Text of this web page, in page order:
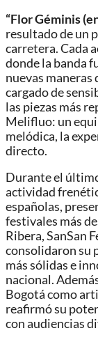
“Flor Géminis
resultado de un
carretera. Cada
donde la banda
nuevas maneras
cargado de
las piezas más
Melifluo: un
melódica, la
directo.
Durante el
actividad
españolas,
festivales más
Ribera, SanSan
consolidaron su
más sólidas e
nacional.
Bogotá como
reafirmó su
con audiencias